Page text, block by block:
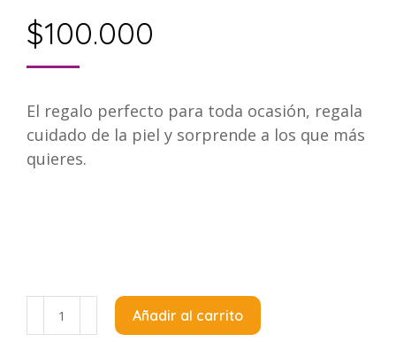
$100.000
El regalo perfecto para toda ocasión, regala
cuidado de la piel y sorprende a los que más
quieres.
Bono
Regalo
Añadir al carrito